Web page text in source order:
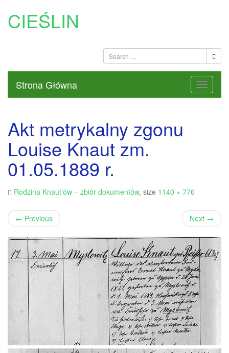
CIEŚLIN
Strona Główna
Akt metrykalny zgonu
Louise Knaut zm.
01.05.1889 r.
Rodzina Knaut’ów – zbiór dokumentów, size 1140 × 776
← Previous Next →